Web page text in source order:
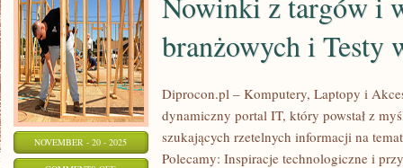
NOVEMBER - 20 - 2025
branżowych i Testy
Diprocon.pl – Komputery, Laptopy i
dynamiczny portal IT, który powstał z
szukających rzetelnych informacji na
Polecamy: Inspiracje technologiczne i